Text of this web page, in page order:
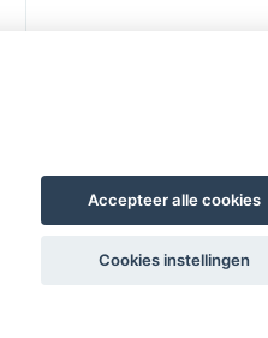
Accepteer alle cookies
Cookies instellingen